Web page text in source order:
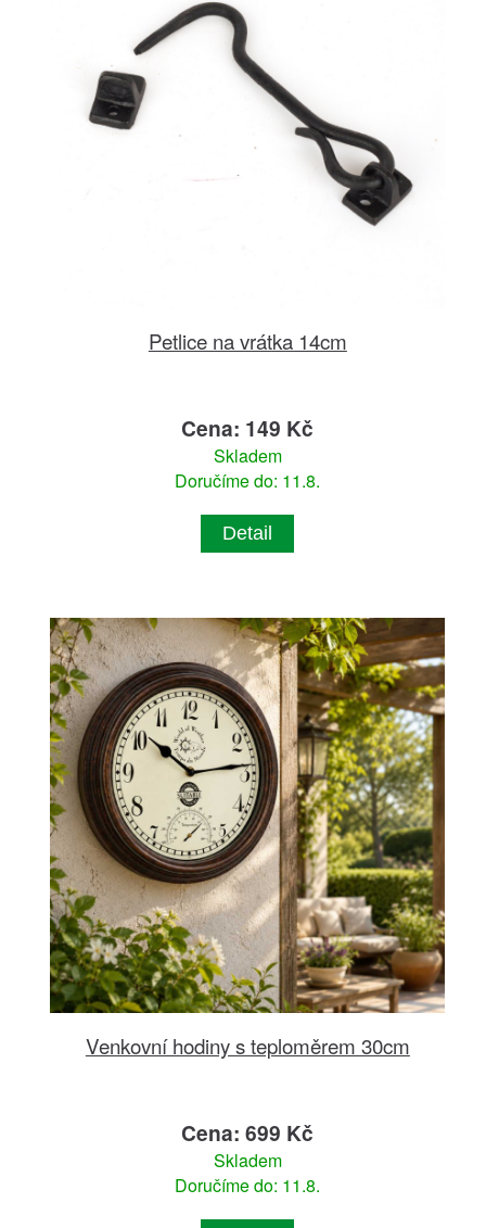
Petlice na vrátka 14cm
Cena: 149 Kč
Skladem
Doručíme do: 11.8.
Detail
Venkovní hodiny s teploměrem 30cm
Cena: 699 Kč
Skladem
Doručíme do: 11.8.